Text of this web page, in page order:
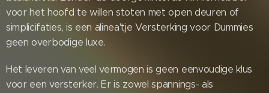
voor het hoofd te willen stoten met open deuren of
simplicifaties, is een alinea'tje Versterking voor Dummies
geen overbodige luxe.
Het leveren van veel vermogen is geen eenvoudige klus
voor een versterker. Er is zowel spannings- als